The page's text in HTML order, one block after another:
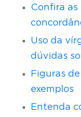
Confira as
Uso da
dúvidas
Figuras
exemplos
Entenda